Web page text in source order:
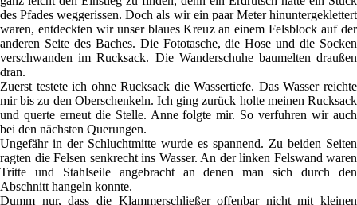
des Pfades weggerissen. Doch als wir ein paar Meter hinuntergeklettert
waren, entdeckten wir unser blaues Kreuz an einem Felsblock auf der
anderen Seite des Baches. Die Fototasche, die Hose und die Socken
verschwanden im Rucksack. Die Wanderschuhe baumelten draußen
dran.
Zuerst testete ich ohne Rucksack die Wassertiefe. Das Wasser reichte
mir bis zu den Oberschenkeln. Ich ging zurück holte meinen Rucksack
und querte erneut die Stelle. Anne folgte mir. So verfuhren wir auch
bei den nächsten Querungen.
Ungefähr in der Schluchtmitte wurde es spannend. Zu beiden Seiten
ragten die Felsen senkrecht ins Wasser. An der linken Felswand waren
Tritte und Stahlseile angebracht an denen man sich durch den
Abschnitt hangeln konnte.
Dumm nur, dass die Klammerschließer offenbar nicht mit kleinen